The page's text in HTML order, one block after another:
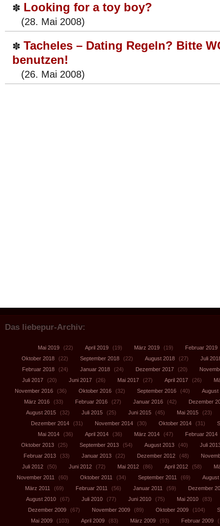
✽ Looking for a toy boy?
(28. Mai 2008)
✽ Tacheles – Dating Regeln? Bitte
benutzen!
(26. Mai 2008)
Das liebepur-Archiv:
Mai 2019 (22) April 2019 (19) März 2019 (19) Februar 2019
Oktober 2018
(22) September 2018 (22) August 2018 (27)
Juli
Februar 2018
(24) Januar 2018 (24) Dezember 2017 (20)
Juli 2017
(20) Juni 2017 (26) Mai 2017 (27) April 2017 (26)
November 2016
(36) Oktober 2016 (32) September 2016 (40)
August
März 2016
(33) Februar 2016 (27) Januar 2016 (42)
Dezember
August 2015
(32) Juli 2015 (25) Juni 2015 (45) Mai 2015
(23)
Dezember 2014
(31) November 2014 (30) Oktober 2014 (31)
Mai 2014
(36) April 2014 (36) März 2014 (47) Februar 2014
Oktober 2013
(25) September 2013 (54) August 2013 (40)
Juli
Februar 2013
(33) Januar 2013 (22) Dezember 2012 (48)
Juli 2012
(50) Juni 2012 (72) Mai 2012 (86) April 2012 (58)
November 2011
(60) Oktober 2011 (34) September 2011 (69)
August
März 2011
(69) Februar 2011 (56) Januar 2011 (59)
Dezember
August 2010
(67) Juli 2010 (77) Juni 2010 (75) Mai 2010
(83)
Dezember 2009
(67) November 2009 (89) Oktober 2009 (104)
Mai 2009
(103) April 2009 (83) März 2009 (93) Februar 2009